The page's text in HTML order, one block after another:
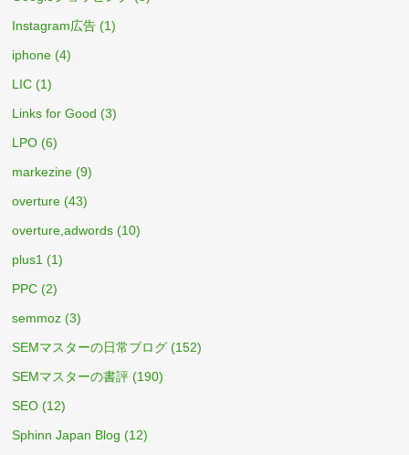
Instagram広告 (1)
iphone (4)
LIC (1)
Links for Good (3)
LPO (6)
markezine (9)
overture (43)
overture,adwords (10)
plus1 (1)
PPC (2)
semmoz (3)
SEMマスターの日常ブログ (152)
SEMマスターの書評 (190)
SEO (12)
Sphinn Japan Blog (12)